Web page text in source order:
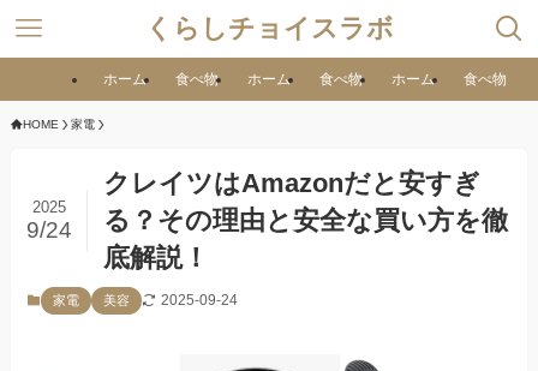
くらしチョイスラボ
ホーム 食べ物 ホーム 食べ物 ホーム 食べ物
HOME 家電
クレイツはAmazonだと安すぎ
る？その理由と安全な買い方を徹
底解説！
2025
9/24
家電 美容 2025-09-24